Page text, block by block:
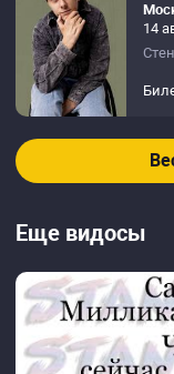
14
Еще видосы